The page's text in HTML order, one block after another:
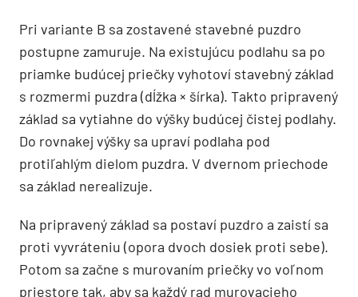
Pri variante B sa zostavené stavebné puzdro
postupne zamuruje. Na existujúcu podlahu sa po
priamke budúcej priečky vyhotoví stavebný základ
s rozmermi puzdra (dĺžka × šírka). Takto pripravený
základ sa vytiahne do výšky budúcej čistej podlahy.
Do rovnakej výšky sa upraví podlaha pod
protiľahlým dielom puzdra. V dvernom priechode
sa základ nerealizuje.
Na pripravený základ sa postaví puzdro a zaistí sa
proti vyvráteniu (opora dvoch dosiek proti sebe).
Potom sa začne s murovaním priečky vo voľnom
priestore tak, aby sa každý rad murovacieho